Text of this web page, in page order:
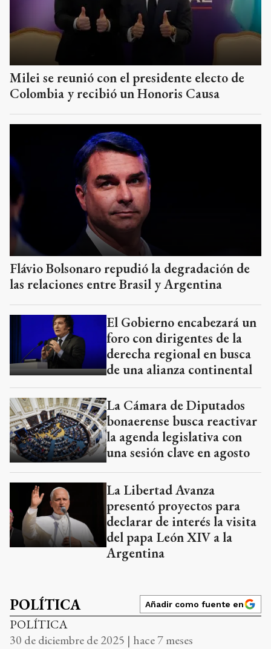
Milei se reunió con el presidente electo de
Colombia y recibió un Honoris Causa
Flávio Bolsonaro repudió la degradación de
las relaciones entre Brasil y Argentina
El Gobierno encabezará un
foro con dirigentes de la
derecha regional en busca
de una alianza continental
La Cámara de Diputados
bonaerense busca reactivar
la agenda legislativa con
una sesión clave en agosto
La Libertad Avanza
presentó proyectos para
declarar de interés la visita
del papa León XIV a la
Argentina
POLÍTICA Añadir como fuente en
POLÍTICA
30 de diciembre de 2025 | hace 7 meses